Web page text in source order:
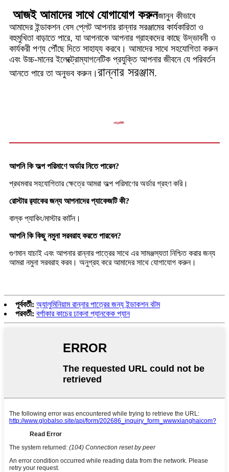
আজই আমাদের সাথে যোগাযোগ করুনজানুন কীভাবে
আমাদের ইন্ডাকশন বেস প্লেট আপনার রান্নার সরঞ্জামের কার্যকারিতা ও
বহুমুখিতা বাড়াতে পারে, যা আপনাকে আপনার গ্রাহকদের কাছে উদ্ভাবনী ও
কার্যকরী পণ্য পৌঁছে দিতে সাহায্য করবে। আমাদের সাথে সহযোগিতা করুন
এবং উচ্চ-মানের ইলেক্ট্রোম্যাগনেটিক প্রযুক্তি আপনার জীবনে যে পরিবর্তন
আনতে পারে তা অনুভব করুন। রান্নার সরঞ্জাম.
এফএন্ডকিউ
আপনি কি অল্প পরিমাণে অর্ডার নিতে পারেন?
প্রথমবার সহযোগিতার ক্ষেত্রে আমরা অল্প পরিমাণের অর্ডার গ্রহণ করি।
রোস্টার র‍্যাকের জন্য আপনাদের প্যাকেজটি কী?
বাল্ক প্যাকিং/মাস্টার কার্টন।
আপনি কি কিছু নমুনা সরবরাহ করতে পারবেন?
গুণমান যাচাই এবং আপনার রান্নার পাত্রের সাথে এর সামঞ্জস্যতা নিশ্চিত করার জন্য
আমরা নমুনা সরবরাহ করব। অনুগ্রহ করে আমাদের সাথে যোগাযোগ করুন।
পূর্ববর্তী: অ্যালুমিনিয়াম রান্নার পাত্রের জন্য ইন্ডাকশন বটম
পরবর্তী: বর্গাকার কাচের ঢাকনা প্যানকেক প্যান